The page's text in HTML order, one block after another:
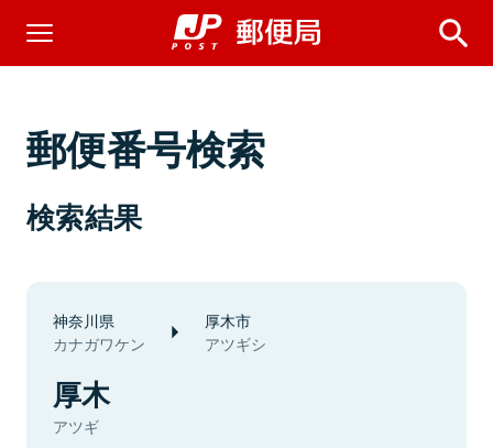
郵便番号検索
検索結果
神奈川県
カナガワケン
厚木市
アツギシ
厚木
アツギ